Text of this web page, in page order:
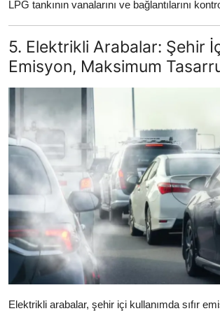
LPG tankının vanalarını ve bağlantılarını
5. Elektrikli Arabalar: Şehir
Emisyon, Maksimum
Elektrikli arabalar, şehir içi kullanımda sıfır